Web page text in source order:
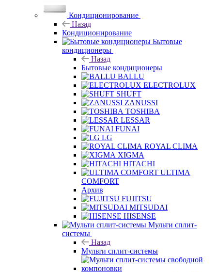
Кондиционирование
Назад
Кондиционирование
Бытовые
кондиционеры
Назад
Бытовые кондиционеры
BALLU
ELECTROLUX
SHUFT
ZANUSSI
TOSHIBA
LESSAR
FUNAI
LG
ROYAL CLIMA
XIGMA
HITACHI
ULTIMA
COMFORT
Архив
FUJITSU
MITSUDAI
HISENSE
Мульти сплит-
системы
Назад
Мульти сплит-системы